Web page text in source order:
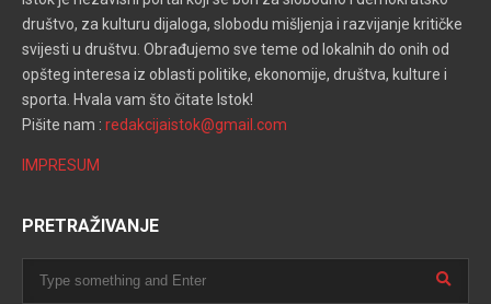
društvo, za kulturu dijaloga, slobodu mišljenja i razvijanje kritičke
svijesti u društvu. Obrađujemo sve teme od lokalnih do onih od
opšteg interesa iz oblasti politike, ekonomije, društva, kulture i
sporta. Hvala vam što čitate Istok!
Pišite nam : redakcijaistok@gmail.com
IMPRESUM
PRETRAŽIVANJE